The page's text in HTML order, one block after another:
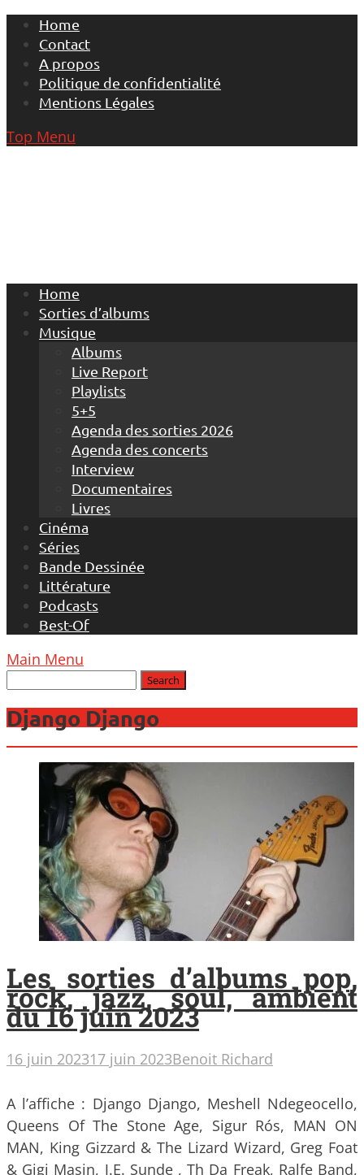
Skip
content
Home
Contact
A propos
Politique de confidentialité
Mentions Légales
Top Menu
Home
Sorties d’albums
Musique
Albums
Live Report
Playlists
5+5
Agenda des sorties 2026
Agenda des concerts
Interview
Documentaires
Livres
Cinéma
Séries
Bande Dessinée
Littérature
Podcasts
Best-Of
Main Menu
Django Django
Les sorties d’albums pop,
rock, jazz, soul, ambient
du 16 juin 2023
16 juin 202317 juin 2023Benoit Richard
A l’affiche : Django Django, Meshell Ndegeocello,
Queens Of The Stone Age, Sigur Rós, MAN ON
MAN, King Gizzard & The Lizard Wizard, Greg Foat
& Gigi Masin, J.E. Sunde , Th Da Freak, Ralfe Band,